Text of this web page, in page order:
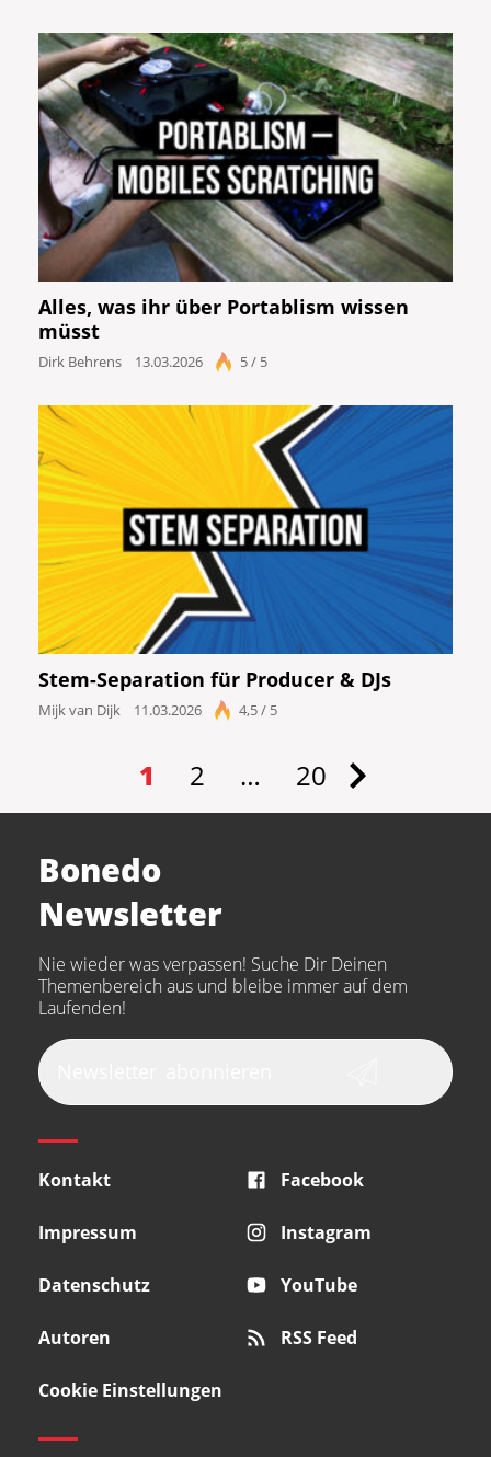
Alles, was ihr über Portablism wissen
müsst
Dirk Behrens 13.03.2026 5 / 5
Stem-Separation für Producer & DJs
Mijk van Dijk 11.03.2026 4,5 / 5
1 2 … 20
Bonedo
Newsletter
Nie wieder was verpassen! Suche Dir Deinen
Themenbereich aus und bleibe immer auf dem
Laufenden!
Kontakt
Impressum
Datenschutz
Autoren
Cookie Einstellungen
Facebook
Instagram
YouTube
RSS Feed